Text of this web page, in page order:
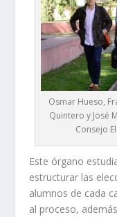
Osmar Hueso,
Quintero y José
Consejo
Este órgano
estructurar las
alumnos de cada
al proceso,